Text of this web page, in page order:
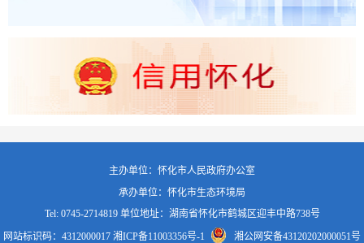
主办单位：怀化市人民政府办公室
承办单位：怀化市生态环境局
Tel: 0745-2714819 单位地址：湖南省怀化市鹤城区迎丰中路738号
网站标识码：4312000017 湘ICP备11003356号-1
湘公网安备43120202000051号